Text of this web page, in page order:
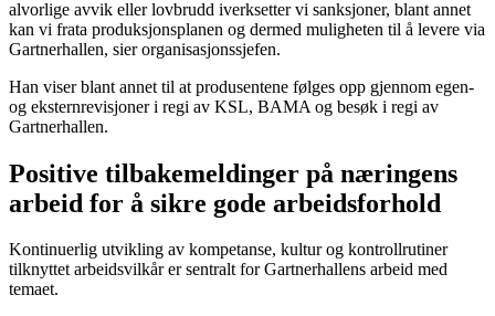
alvorlige avvik eller lovbrudd iverksetter vi sanksjoner, blant annet
kan vi frata produksjonsplanen og dermed muligheten til å levere via
Gartnerhallen, sier organisasjonssjefen.
Han viser blant annet til at produsentene følges opp gjennom egen-
og eksternrevisjoner i regi av KSL, BAMA og besøk i regi av
Gartnerhallen.
Positive tilbakemeldinger på næringens
arbeid for å sikre gode arbeidsforhold
Kontinuerlig utvikling av kompetanse, kultur og kontrollrutiner
tilknyttet arbeidsvilkår er sentralt for Gartnerhallens arbeid med
temaet.